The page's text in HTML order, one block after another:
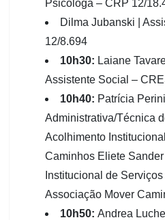
Psicóloga – CRP 12/
Dilma Jubanski |
12/8.694
10h30: Laiane
Assistente Social –
10h40: Patrícia
Administrativa/Técnica
Acolhimento
Caminhos Eliete
Institucional de
Associação Mover
10h50:Andrea